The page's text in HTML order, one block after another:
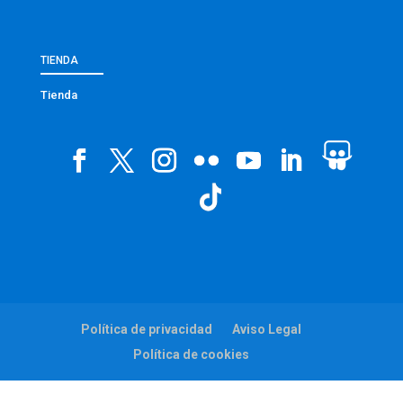
TIENDA
Tienda
Política de privacidad
Aviso Legal
Política de cookies